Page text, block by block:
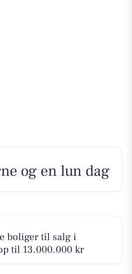
og en lun dag
boliger til salg i
til 13.000.000 kr